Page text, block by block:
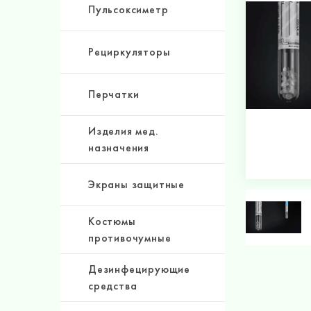
Пульсоксиметр
Рециркуляторы
Перчатки
Изделия мед.
назначения
Экраны защитные
Костюмы
противочумные
Дезинфецирующие
средства